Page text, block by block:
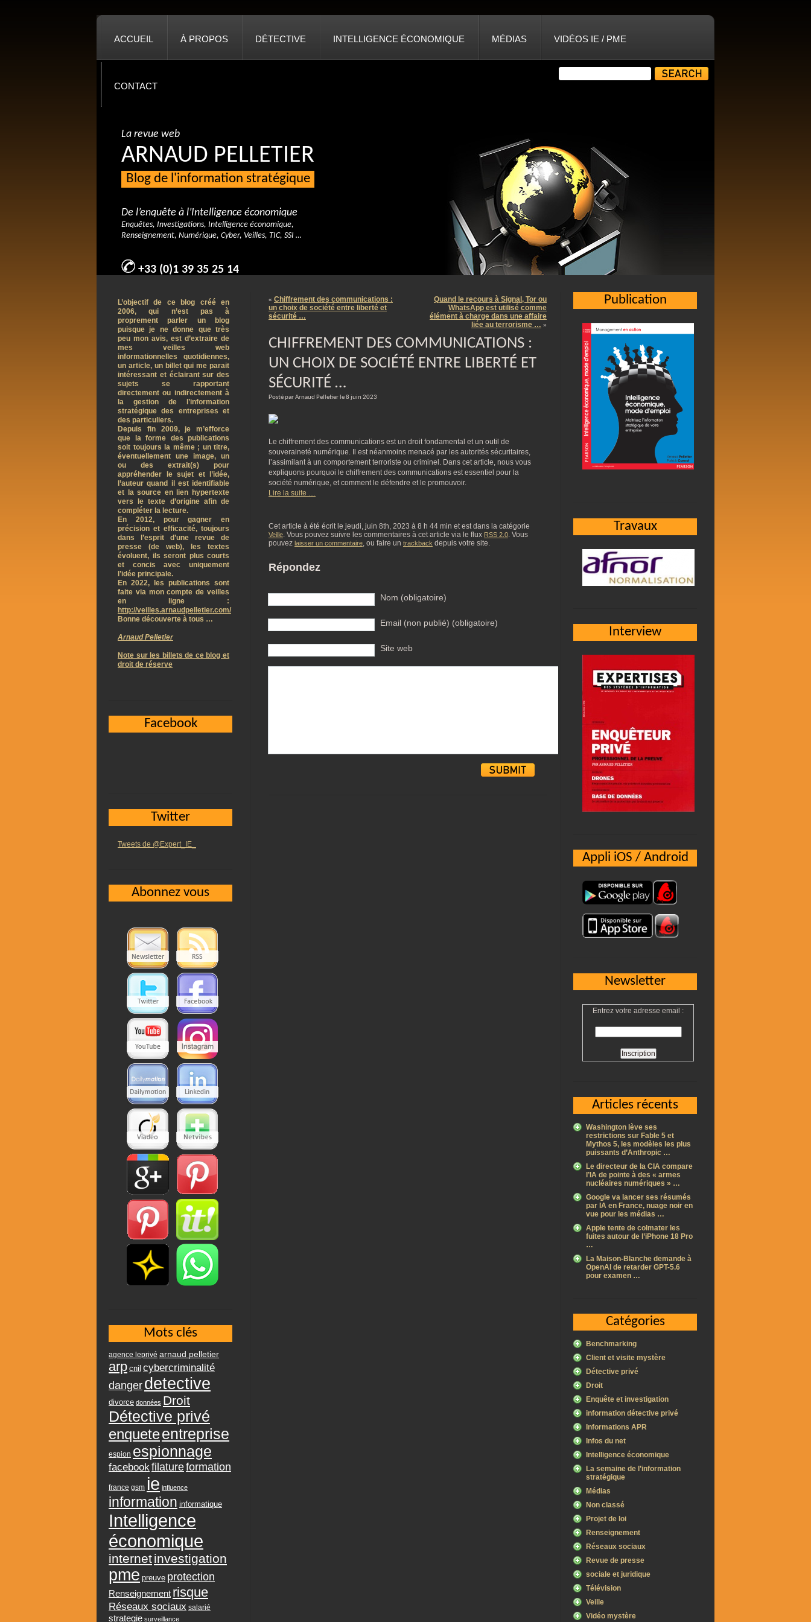
ACCUEIL À PROPOS DÉTECTIVE INTELLIGENCE ÉCONOMIQUE MÉDIAS VIDÉOS IE / PME
CONTACT
La revue web
ARNAUD PELLETIER
Blog de l'information stratégique
De l’enquête à l’Intelligence économique
Enquêtes, Investigations, Intelligence économique,
Renseignement, Numérique, Cyber, Veilles, TIC, SSI …
+33 (0)1 39 35 25 14
« Chiffrement des communications :
un choix de société entre liberté et
sécurité …
Quand le recours à Signal, Tor ou
WhatsApp est utilisé comme
élément à charge dans une affaire
liée au terrorisme … »
CHIFFREMENT DES COMMUNICATIONS :
UN CHOIX DE SOCIÉTÉ ENTRE LIBERTÉ ET
SÉCURITÉ …
Posté par Arnaud Pelletier le 8 juin 2023
Le chiffrement des communications est un droit fondamental et un outil de
souveraineté numérique. Il est néanmoins menacé par les autorités sécuritaires,
l’assimilant à un comportement terroriste ou criminel. Dans cet article, nous vous
expliquons pourquoi le chiffrement des communications est essentiel pour la
société numérique, et comment le défendre et le promouvoir.
Lire la suite …
Cet article à été écrit le jeudi, juin 8th, 2023 à 8 h 44 min et est dans la catégorie
Veille. Vous pouvez suivre les commentaires à cet article via le flux RSS 2.0. Vous
pouvez laisser un commentaire, ou faire un trackback depuis votre site.
Répondez
Nom (obligatoire)
Email (non publié) (obligatoire)
Site web
Publication
Travaux
Interview
Appli iOS / Android
Newsletter
Entrez votre adresse email :
Articles récents
Washington lève ses
restrictions sur Fable 5 et
Mythos 5, les modèles les plus
puissants d’Anthropic …
Le directeur de la CIA compare
l’IA de pointe à des « armes
nucléaires numériques » …
Google va lancer ses résumés
par IA en France, nuage noir en
vue pour les médias …
Apple tente de colmater les
fuites autour de l’iPhone 18 Pro
…
La Maison-Blanche demande à
OpenAI de retarder GPT-5.6
pour examen …
Catégories
Benchmarking
Client et visite mystère
Détective privé
Droit
Enquête et investigation
information détective privé
Informations APR
Infos du net
Intelligence économique
La semaine de l’information
stratégique
Médias
Non classé
Projet de loi
Renseignement
Réseaux sociaux
Revue de presse
sociale et juridique
Télévision
Veille
Vidéo mystère
L’objectif de ce blog créé en
2006, qui n’est pas à
proprement parler un blog
puisque je ne donne que très
peu mon avis, est d’extraire de
mes veilles web
informationnelles quotidiennes,
un article, un billet qui me parait
intéressant et éclairant sur des
sujets se rapportant
directement ou indirectement à
la gestion de l’information
stratégique des entreprises et
des particuliers.
Depuis fin 2009, je m’efforce
que la forme des publications
soit toujours la même ; un titre,
éventuellement une image, un
ou des extrait(s) pour
appréhender le sujet et l’idée,
l’auteur quand il est identifiable
et la source en lien hypertexte
vers le texte d’origine afin de
compléter la lecture.
En 2012, pour gagner en
précision et efficacité, toujours
dans l’esprit d’une revue de
presse (de web), les textes
évoluent, ils seront plus courts
et concis avec uniquement
l’idée principale.
En 2022, les publications sont
faite via mon compte de veilles
en ligne :
http://veilles.arnaudpelletier.com/
Bonne découverte à tous …
Arnaud Pelletier
Note sur les billets de ce blog et
droit de réserve
Facebook
Twitter
Tweets de @Expert_IE_
Abonnez vous
Mots clés
agence leprivé arnaud pelletier
arp cnil cybercriminalité
danger detective
divorce données Droit
Détective privé
enqueteentreprise
espion espionnage
facebookfilatureformation
france gsm ie influence
information informatique
Intelligence
économique
internetinvestigation
pme preuve protection
Renseignement risque
Réseaux sociaux salarié
strategie surveillance